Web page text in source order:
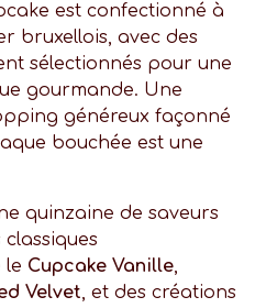
est confectionné à
bruxellois, avec des
sélectionnés pour une
gourmande. Une
généreux façonné
bouchée est une
quinzaine de saveurs
le Cupcake Vanille,
Velvet, et des créations